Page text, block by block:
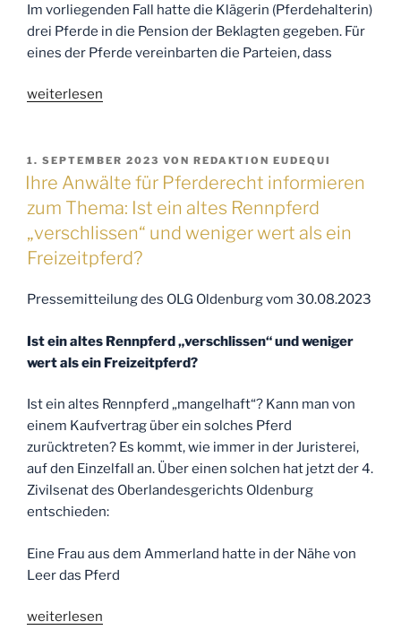
Im vorliegenden Fall hatte die Klägerin (Pferdehalterin)
drei Pferde in die Pension der Beklagten gegeben. Für
eines der Pferde vereinbarten die Parteien, dass
„Ihre
Pferderecht
informieren
zum
1.
Haftung
verneintem
2.
Voraussetzung
Geltendmachung
entgangenen
Gewinns“
weiterlesen
VERÖFFENTLICHT
AM
1. SEPTEMBER 2023 VON REDAKTION EUDEQUI
Ihre Anwälte für Pferderecht informieren
zum Thema: Ist ein altes Rennpferd
„verschlissen“ und weniger wert als ein
Freizeitpferd?
Pressemitteilung des OLG Oldenburg vom 30.08.2023
Ist ein altes Rennpferd „verschlissen“ und weniger
wert als ein Freizeitpferd?
Ist ein altes Rennpferd „mangelhaft“? Kann man von
einem Kaufvertrag über ein solches Pferd
zurücktreten? Es kommt, wie immer in der Juristerei,
auf den Einzelfall an. Über einen solchen hat jetzt der 4.
Zivilsenat des Oberlandesgerichts Oldenburg
entschieden:
Eine Frau aus dem Ammerland hatte in der Nähe von
Leer das Pferd
„Ihre
weiterlesen